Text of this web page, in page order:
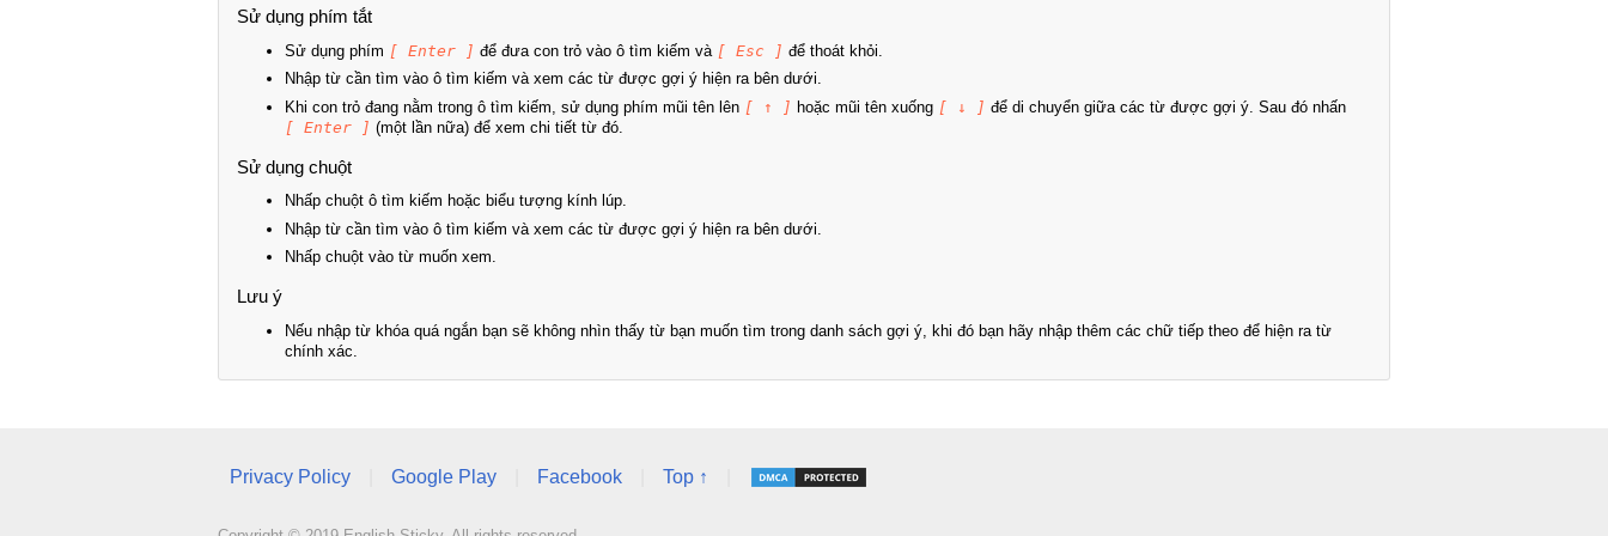
Sử dụng phím tắt
Sử dụng phím [ Enter ] để đưa con trỏ vào ô tìm kiếm và [ Esc ] để thoát khỏi.
Nhập từ cần tìm vào ô tìm kiếm và xem các từ được gợi ý hiện ra bên dưới.
Khi con trỏ đang nằm trong ô tìm kiếm, sử dụng phím mũi tên lên [ ↑ ] hoặc mũi tên xuống [ ↓ ] để di chuyển giữa các từ được gợi ý. Sau đó nhấn
[ Enter ] (một lần nữa) để xem chi tiết từ đó.
Sử dụng chuột
Nhấp chuột ô tìm kiếm hoặc biểu tượng kính lúp.
Nhập từ cần tìm vào ô tìm kiếm và xem các từ được gợi ý hiện ra bên dưới.
Nhấp chuột vào từ muốn xem.
Lưu ý
Nếu nhập từ khóa quá ngắn bạn sẽ không nhìn thấy từ bạn muốn tìm trong danh sách gợi ý, khi đó bạn hãy nhập thêm các chữ tiếp theo để hiện ra từ
chính xác.
Privacy Policy Google Play Facebook Top ↑